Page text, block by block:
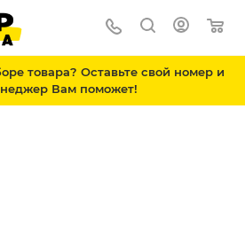
товара? Оставьте свой номер и
Вам поможет!